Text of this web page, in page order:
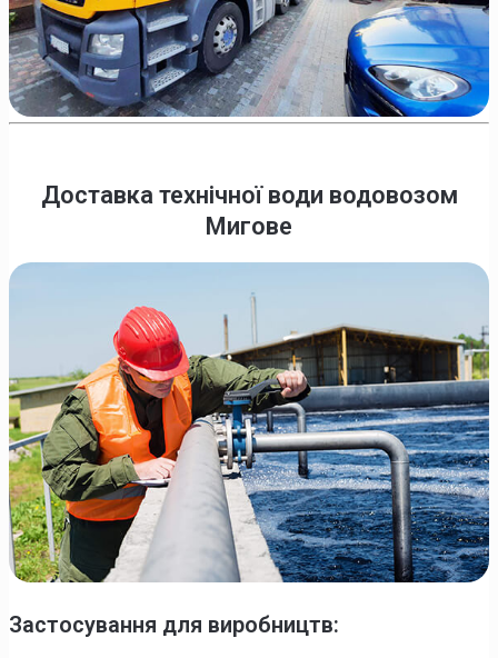
Доставка технічної води водовозом
Мигове
Застосування для виробництв: